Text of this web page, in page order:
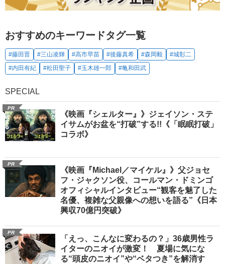
おすすめのキーワードタグ一覧
#藤田晋 #三山凌輝 #高市早苗 #後藤真希 #森岡毅
#城彰二
#内田有紀
#松田聖子 #玉木雄一郎 #亀和田武
SPECIAL
PR
《映画『シェルター』》ジェイソン・ステ
イサムがお盆を“打破”する!!《「眠眠打破」
コラボ》
PR
《映画『Michael／マイケル』》父ジョセ
フ・ジャクソン役、コールマン・ドミンゴ
オフィシャルインタビュー“観客を魅了した
名優、複雑な父親像への想いを語る”《日本
興収70億円突破》
PR
「えっ、こんなに変わるの？」36歳男性ラ
イターのニオイが激変！ 夏場に気にな
る“頭皮のニオイ”や“ベタつき”を解消す